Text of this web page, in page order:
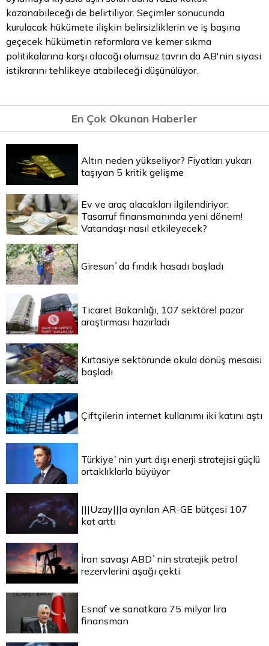
kazanabileceği de belirtiliyor. Seçimler sonucunda
kurulacak hükümete ilişkin belirsizliklerin ve iş başına
geçecek hükümetin reformlara ve kemer sıkma
politikalarına karşı alacağı olumsuz tavrın da AB'nin siyasi
istikrarını tehlikeye atabileceği düşünülüyor.
En Çok Okunan Haberler
Altın neden yükseliyor? Fiyatları yukarı
taşıyan 5 kritik gelişme
Ev ve araç alacakları ilgilendiriyor:
Tasarruf finansmanında yeni dönem!
Vatandaşı nasıl etkileyecek?
Giresun`da fındık hasadı başladı
Ticaret Bakanlığı, 107 sektörel pazar
araştırması hazırladı
Kırtasiye sektöründe okula dönüş mesaisi
başladı
Çiftçilerin internet kullanımı iki katını aştı
Türkiye`nin yurt dışı enerji stratejisi güçlü
ortaklıklarla büyüyor
|||Uzay|||a ayrılan AR-GE bütçesi 107
kat arttı
İran savaşı ABD`nin stratejik petrol
rezervlerini aşağı çekti
Esnaf ve sanatkara 75 milyar lira
finansman